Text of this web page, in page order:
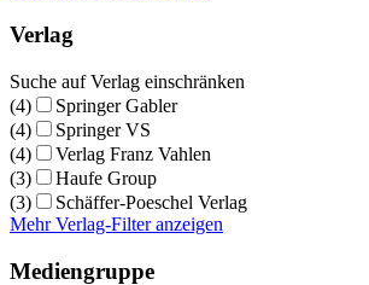
Verlag
Suche auf Verlag einschränken
(4)
Springer Gabler
(4)
Springer VS
(4)
Verlag Franz Vahlen
(3)
Haufe Group
(3)
Schäffer-Poeschel Verlag
Mehr Verlag-Filter anzeigen
Mediengruppe